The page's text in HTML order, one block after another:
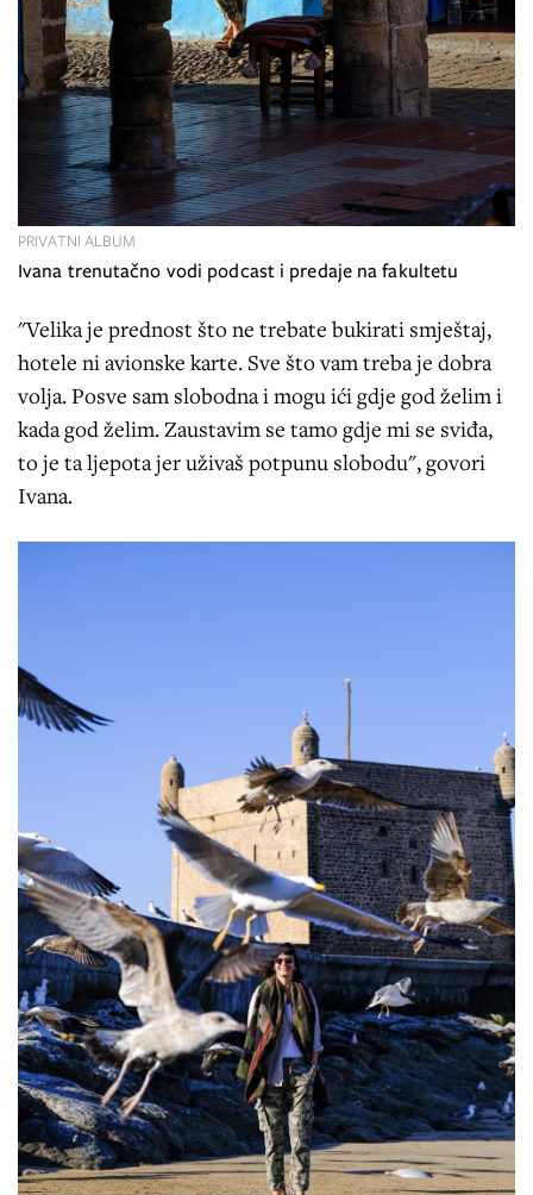
Ivana trenutačno vodi podcast i predaje na fakultetu
PRIVATNI ALBUM
"Velika je prednost što ne trebate bukirati smještaj,
hotele ni avionske karte. Sve što vam treba je dobra
volja. Posve sam slobodna i mogu ići gdje god želim i
kada god želim. Zaustavim se tamo gdje mi se sviđa,
to je ta ljepota jer uživaš potpunu slobodu", govori
Ivana.